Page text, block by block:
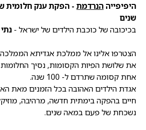
היפיפייההנרדמת
שנים
בכיכובה של כוכבת הילדים של ישראל -
הצטרפו אלינו אל ממלכת אגדיתא
את שלושת הפיות הקסומות, נסיך
אחת קסומה שתרדם ל- 100 שנה.
אגדת הילדים האהובה בכל הזמנים מאת
חיים בהפקה בימתית חדשה, מרהיבה,
נשכחת של פעם במאה שנים.